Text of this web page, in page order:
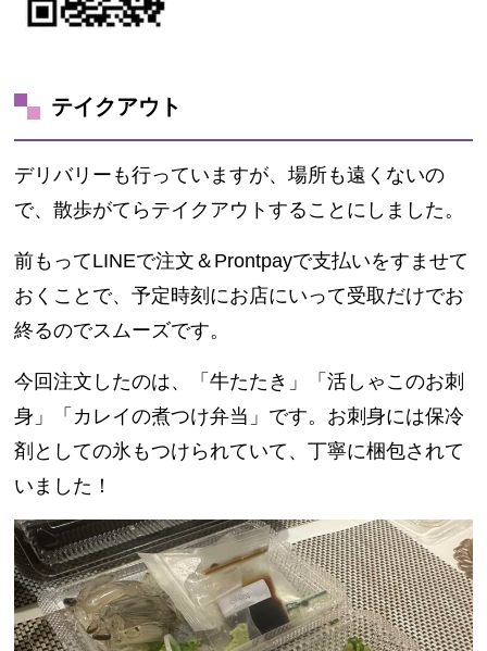
テイクアウト
デリバリーも行っていますが、場所も遠くないの
で、散歩がてらテイクアウトすることにしました。
前もってLINEで注文＆Prontpayで支払いをすませて
おくことで、予定時刻にお店にいって受取だけでお
終るのでスムーズです。
今回注文したのは、「牛たたき」「活しゃこのお刺
身」「カレイの煮つけ弁当」です。お刺身には保冷
剤としての氷もつけられていて、丁寧に梱包されて
いました！